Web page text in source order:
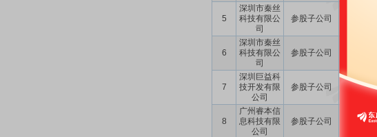
5
深圳市秦丝
科技有限公
司
参股子公司
6
深圳市秦丝
科技有限公
司
参股子公司
7
深圳巨益科
技开发有限
公司
参股子公司 否
8
广州睿本信
息科技有限
公司
参股子公司 否